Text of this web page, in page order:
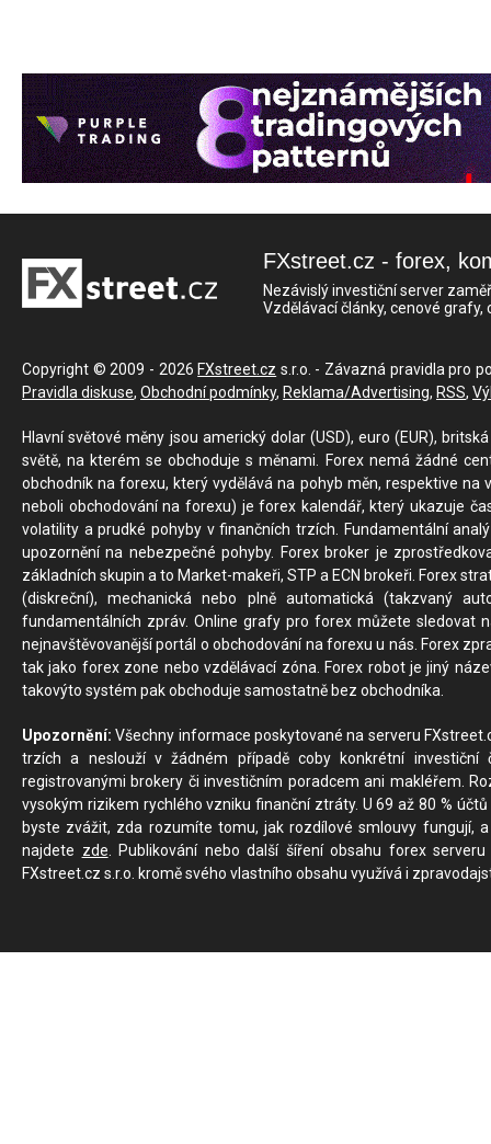
FXstreet.cz - forex,
Nezávislý investiční server
Vzdělávací články, cenové
Copyright © 2009 - 2026 FXstreet.cz s.r.o. - Závazná pravidla pro
Pravidla diskuse, Obchodní podmínky, Reklama/Advertising, RSS,
Hlavní světové měny jsou americký dolar (USD), euro (EUR),
světě, na kterém se obchoduje s měnami. Forex nemá žádné
obchodník na forexu, který vydělává na pohyb měn, respektive
neboli obchodování na forexu) je forex kalendář, který ukazuje
volatility a prudké pohyby v finančních trzích. Fundamentální
upozornění na nebezpečné pohyby. Forex broker je
základních skupin a to Market-makeři, STP a ECN brokeři. Forex
(diskreční), mechanická nebo plně automatická (takzvaný
fundamentálních zpráv. Online grafy pro forex můžete sledovat
nejnavštěvovanější portál o obchodování na forexu u nás. Forex
tak jako forex zone nebo vzdělávací zóna. Forex robot je jiný
takovýto systém pak obchoduje samostatně bez obchodníka.
Upozornění: Všechny informace poskytované na serveru
trzích a neslouží v žádném případě coby konkrétní investiční
registrovanými brokery či investičním poradcem ani makléřem.
vysokým rizikem rychlého vzniku finanční ztráty. U 69 až 80 %
byste zvážit, zda rozumíte tomu, jak rozdílové smlouvy fungují,
najdete zde. Publikování nebo další šíření obsahu forex
FXstreet.cz s.r.o. kromě svého vlastního obsahu využívá i